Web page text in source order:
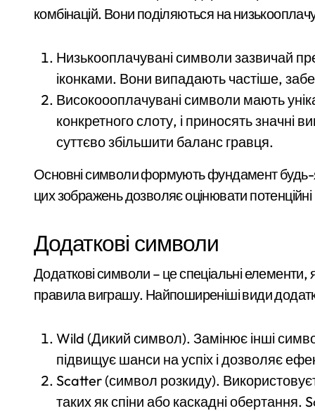
Сучасні технології нічного бачення
У Києві усунули витік 100 літрів
Виявлено переплату понад 16,5 млн
У Київському суді прийняли рішення
Прощальний «джекпот» на 83
У Київській області 6 серпня
«Зловмисна схема в Києві: корупція у
«Метро не зможе вмістити всіх»:
Смертельний обстріл станції на
Жахливі умови для дітей: у
СБУ затримала коригувальника ФСБ,
У Києві розпочали розслідування
Почему предприниматели выбирают
комбінацій. Вони поділяються на
Низькооплачувані символи зазвичай
іконками. Вони випадають частіше,
Високоооплачувані символи мають
конкретного слоту, і приносять значні
суттєво збільшити баланс гравця.
Основні символи формують фундамент будь-
цих зображень дозволяє оцінювати потенційні
Додаткові символи
Додаткові символи – це спеціальні елементи,
правила виграшу. Найпоширеніші види
Wild (Дикий символ). Замінює інші
підвищує шанси на успіх і дозволяє
Scatter (символ розкиду).
таких як спіни або каскадні
працюють над
масованої атаки в
Київському регіоні